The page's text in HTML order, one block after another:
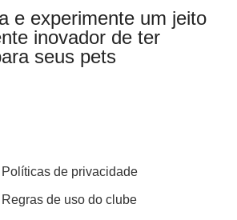
e experimente um jeito
inovador de ter
seus pets
Políticas de privacidade
Regras de uso do clube